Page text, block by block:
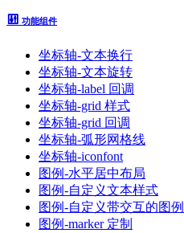
功能组件
坐标轴-文本换行
坐标轴-文本旋转
坐标轴-label 回调
坐标轴-grid 样式
坐标轴-grid 回调
坐标轴-弧形网格线
坐标轴-iconfont
图例-水平居中布局
图例-自定义文本样式
图例-自定义带交互的图例
图例-marker 定制